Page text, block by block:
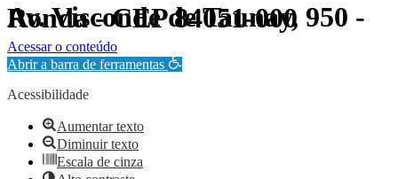
Av. Visconde de Taunay, 950 - Ronda - CEP 84051-000
Política de Privacidade.
Acessar o conteúdo
Abrir a barra de ferramentas
Acessibilidade
Aumentar texto
Diminuir texto
Escala de cinza